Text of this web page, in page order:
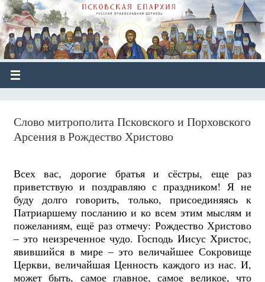
Слово митрополита Псковского и Порховского
Арсения в Рождество Христово
Всех вас, дорогие братья и сёстры, еще раз
приветствую и поздравляю с праздником! Я не
буду долго говорить, только, присоединяясь к
Патриаршему посланию и ко всем этим мыслям и
пожеланиям, ещё раз отмечу: Рождество Христово
– это неизреченное чудо. Господь Иисус Христос,
явившийся в мире – это величайшее Сокровище
Церкви, величайшая Ценность каждого из нас. И,
может быть, самое главное, самое великое, что